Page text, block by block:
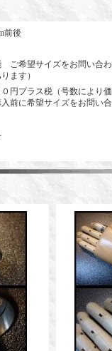
前後
ご希望サイズをお問い合
ます）
円プラス税（号数により
前に希望サイズをお問い合